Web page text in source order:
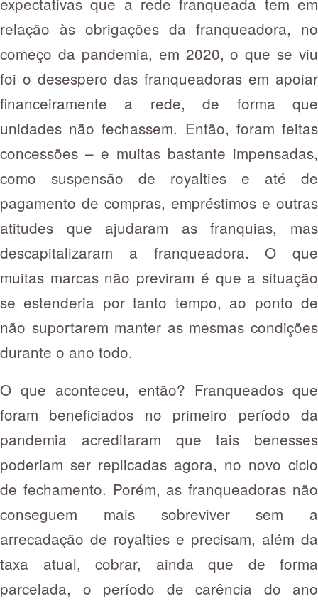
relação às obrigações da franqueadora, no
começo da pandemia, em 2020, o que se viu
foi o desespero das franqueadoras em apoiar
financeiramente a rede, de forma que
unidades não fechassem. Então, foram feitas
concessões – e muitas bastante impensadas,
como suspensão de royalties e até de
pagamento de compras, empréstimos e outras
atitudes que ajudaram as franquias, mas
descapitalizaram a franqueadora. O que
muitas marcas não previram é que a situação
se estenderia por tanto tempo, ao ponto de
não suportarem manter as mesmas condições
durante o ano todo.
O que aconteceu, então? Franqueados que
foram beneficiados no primeiro período da
pandemia acreditaram que tais benesses
poderiam ser replicadas agora, no novo ciclo
de fechamento. Porém, as franqueadoras não
conseguem mais sobreviver sem a
arrecadação de royalties e precisam, além da
taxa atual, cobrar, ainda que de forma
parcelada, o período de carência do ano